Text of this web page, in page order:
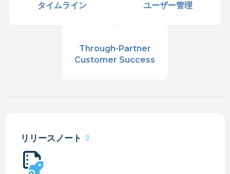
タイムライン ユーザー管理
Through-Partner
Customer Success
リリースノート